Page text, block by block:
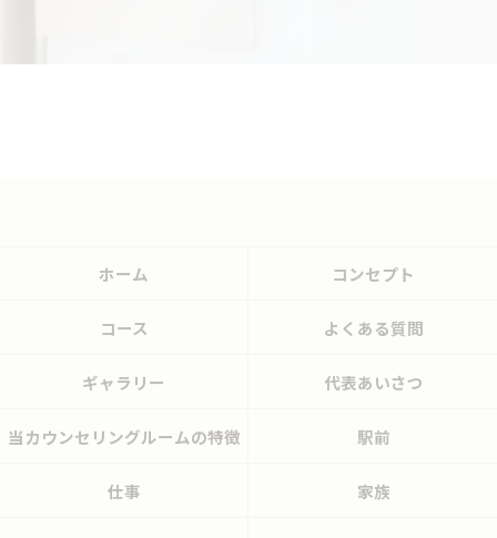
ホーム コンセプト
コース よくある質問
ギャラリー 代表あいさつ
当カウンセリングルームの特徴 駅前
仕事 家族